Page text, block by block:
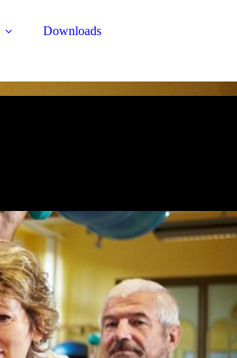
Downloads